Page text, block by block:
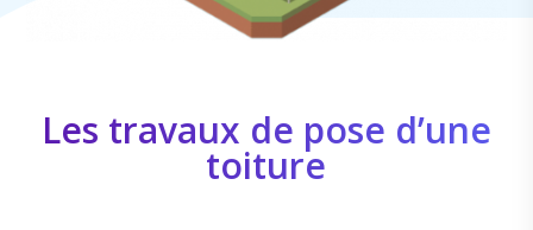
Les travaux de pose d’une
toiture